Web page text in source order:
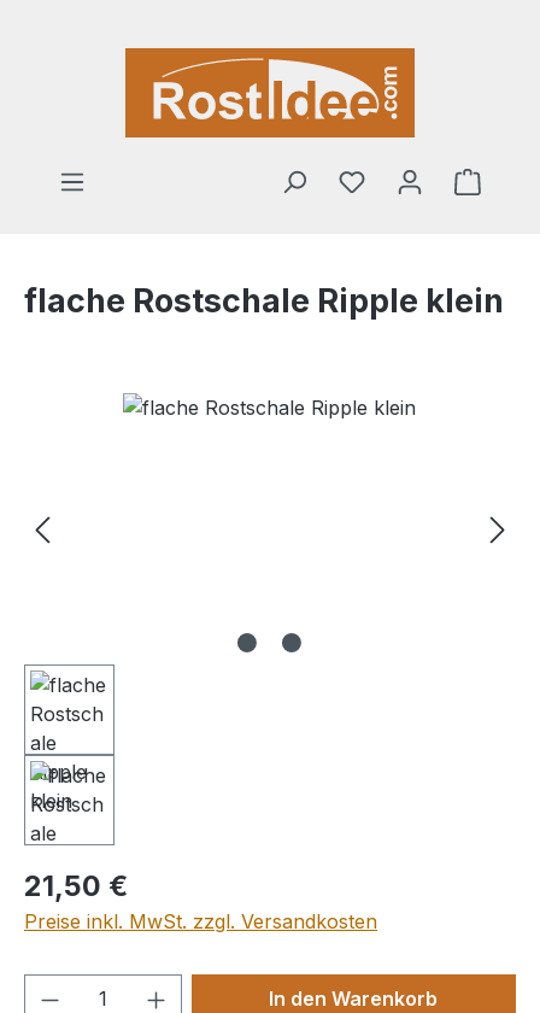
flache Rostschale Ripple klein
Bildergalerie überspringen
Regulärer Preis:
21,50 €
Preise inkl. MwSt. zzgl. Versandkosten
Produkt Anzahl: Gib denIn den Warenkorb